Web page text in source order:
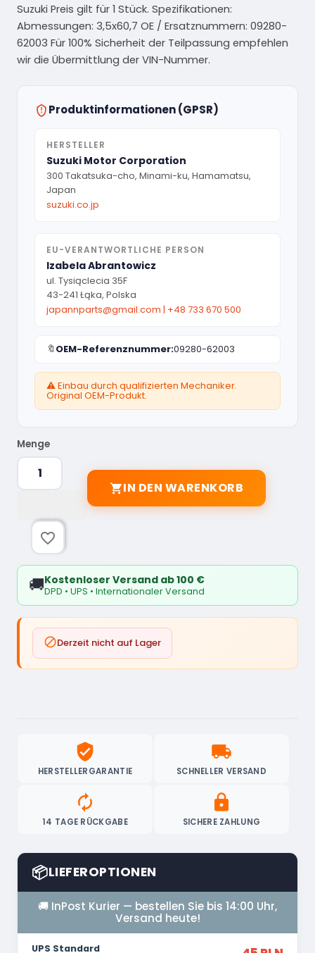
Suzuki Preis gilt für 1 Stück. Spezifikationen:
Abmessungen: 3,5x60,7 OE / Ersatznummern: 09280-
62003 Für 100% Sicherheit der Teilpassung empfehlen
wir die Übermittlung der VIN-Nummer.
Produktinformationen (GPSR)
HERSTELLER
Suzuki Motor Corporation
300 Takatsuka-cho, Minami-ku, Hamamatsu,
Japan
suzuki.co.jp
EU-VERANTWORTLICHE PERSON
Izabela Abrantowicz
ul. Tysiąclecia 35F
43-241 Łąka, Polska
japannparts@gmail.com | +48 733 670 500
🔖 OEM-Referenznummer:09280-62003
⚠️ Einbau durch qualifizierten Mechaniker.
Original OEM-Produkt.
Menge
IN DEN WARENKORB
favorite_border
🚚Kostenloser Versand ab 100 €
DPD • UPS • Internationaler Versand
Derzeit nicht auf Lager
verified_user
HERSTELLERGARANTIE
local_shipping
SCHNELLER VERSAND
autorenew
14 TAGE RÜCKGABE
lock
SICHERE ZAHLUNG
📦LIEFEROPTIONEN
🚚 InPost Kurier — bestellen Sie bis 14:00 Uhr,
Versand heute!
UPS Standard